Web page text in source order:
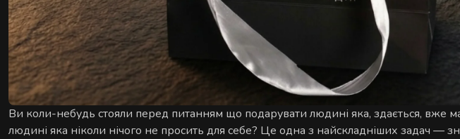
Ви коли-небудь стояли перед питанням що подарувати людині яка, здається, вже
людині яка ніколи нічого не просить для себе? Це одна з найскладніших задач —